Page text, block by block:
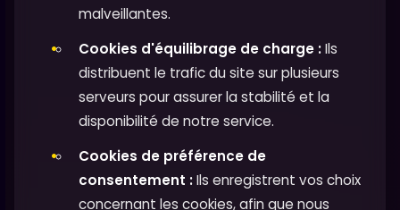
malveillantes.
Cookies d'équilibrage de charge :Ils
distribuent le trafic du site sur plusieurs
serveurs pour assurer la stabilité et la
disponibilité de notre service.
Cookies de préférence de
consentement :Ils enregistrent vos choix
concernant les cookies, afin que nous